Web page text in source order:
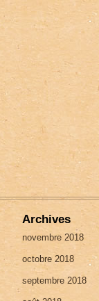
Archives
novembre 2018
octobre 2018
septembre 2018